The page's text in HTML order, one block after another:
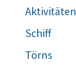
Aktivitäten
Schiff
Törns